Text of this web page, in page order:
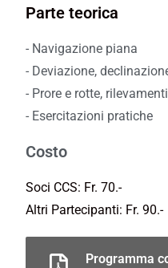
Parte teorica
- Navigazione piana
- Deviazione,
- Prore e rotte, rilevamenti
- Esercitazioni pratiche
Costo
Soci CCS: Fr. 70.-
Altri Partecipanti: Fr. 90.-
Programma